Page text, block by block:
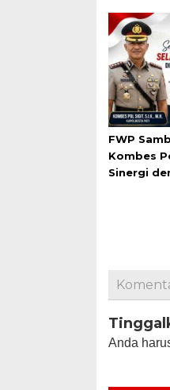
FWP
Kombes
Sinergi
Anda